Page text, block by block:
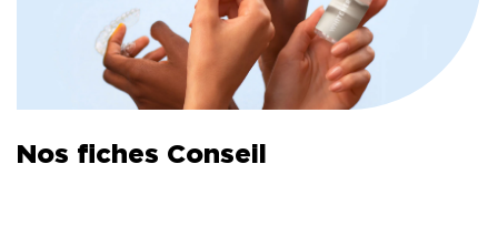
Nos fiches Conseil